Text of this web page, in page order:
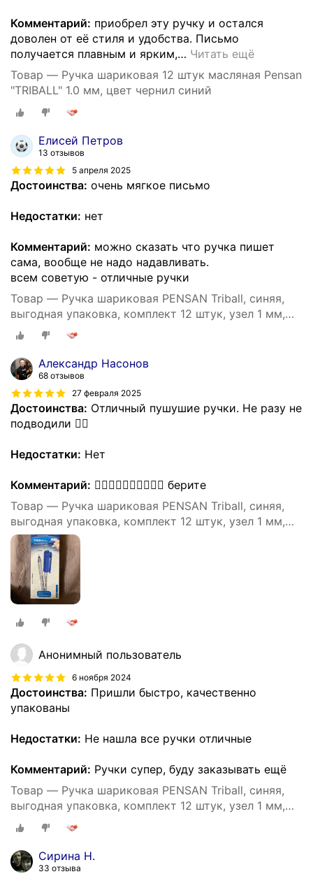
Комментарий: приобрел эту ручку и остался
доволен от её стиля и удобства. Письмо
получается плавным и ярким,… Читать ещё
Товар — Ручка шариковая 12 штук масляная Pensan
"TRIBALL" 1.0 мм, цвет чернил синий
Елисей Петров
13 отзывов
5 апреля 2025
Достоинства: очень мягкое письмо
Недостатки: нет
Комментарий: можно сказать что ручка пишет
сама, вообще не надо надавливать.
всем советую - отличные ручки
Товар — Ручка шариковая PENSAN Triball, синяя,
выгодная упаковка, комплект 12 штук, узел 1 мм,
880174
Александр Насонов
68 отзывов
27 февраля 2025
Достоинства: Отличный пушушие ручки. Не разу не
подводили 👍🏻
Недостатки: Нет
Комментарий: 👍🏻👍🏻👍🏻👍🏻👍🏻 берите
Товар — Ручка шариковая PENSAN Triball, синяя,
выгодная упаковка, комплект 12 штук, узел 1 мм,
880174
Анонимный пользователь
6 ноября 2024
Достоинства: Пришли быстро, качественно
упакованы
Недостатки: Не нашла все ручки отличные
Комментарий: Ручки супер, буду заказывать ещё
Товар — Ручка шариковая PENSAN Triball, синяя,
выгодная упаковка, комплект 12 штук, узел 1 мм,
880174
Сирина Н.
33 отзыва